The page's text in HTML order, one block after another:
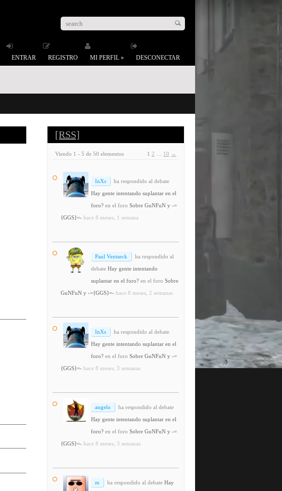
ENTRAR REGISTRO MI PERFIL » DESCONECTAR
[RSS]
Viendo 1 - 5 de 50 elementos 1 2 10 →
InXs
ha respondido al debate
Hay gente intentando suplantar en el
foro? en el foro Sobre GuNFuN y -=
{GGS}=- hace 8 meses, 1 semana
Paul Ventseck
ha respondido al
debate Hay gente intentando
suplantar en el foro? en el foro Sobre
GuNFuN y -={GGS}=- hace 8 meses, 2 semanas
InXs
ha respondido al debate
Hay gente intentando suplantar en el
foro? en el foro Sobre GuNFuN y -=
{GGS}=- hace 8 meses, 3 semanas
angelo
ha respondido al debate
Hay gente intentando suplantar en el
foro? en el foro Sobre GuNFuN y -=
{GGS}=- hace 8 meses, 3 semanas
m ha respondido al debate Hay